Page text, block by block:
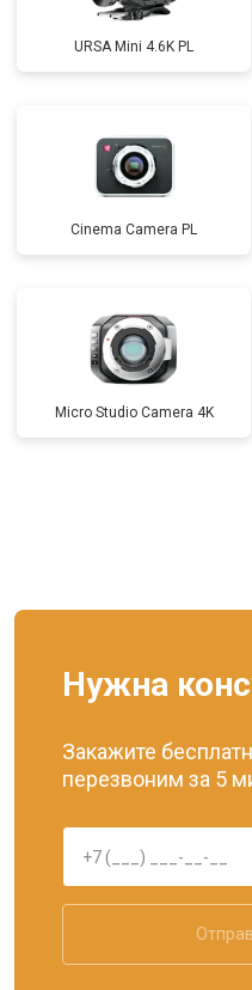
URSA Mini 4.6K PL
Cinema Camera PL
Micro Studio Camera 4K
Нужна
Закажите
перезвоним за 5